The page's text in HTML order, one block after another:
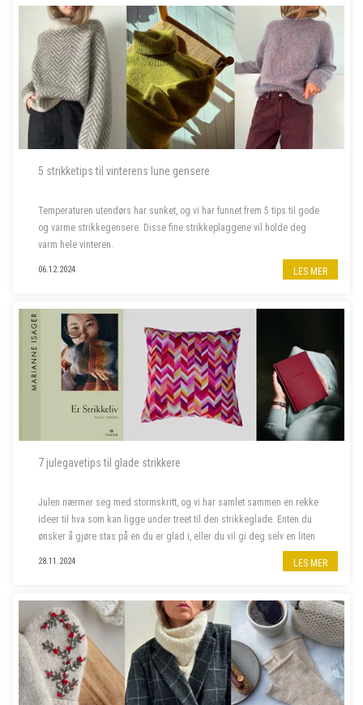
5 strikketips til vinterens lune gensere
Temperaturen utendørs har sunket, og vi har funnet frem 5 tips til gode
og varme strikkegensere. Disse fine strikkeplaggene vil holde deg
varm hele vinteren.
06.12.2024 LES MER
7 julegavetips til glade strikkere
Julen nærmer seg med stormskritt, og vi har samlet sammen en rekke
ideer til hva som kan ligge under treet til den strikkeglade. Enten du
ønsker å gjøre stas på en du er glad i, eller du vil gi deg selv en liten
28.11.2024 LES MER